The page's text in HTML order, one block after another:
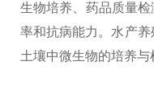
生物培养、药品质量
率和抗病能力。 水产养
土壤中微生物的培养与